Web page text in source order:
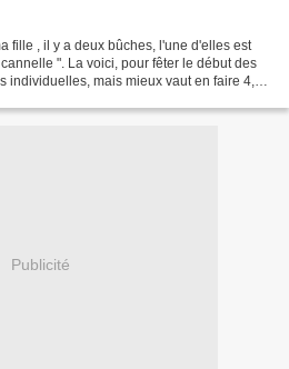
fille , il y a deux bûches, l'une d'elles est
". La voici, pour fêter le début des
individuelles, mais mieux vaut en faire 4,
Publicité